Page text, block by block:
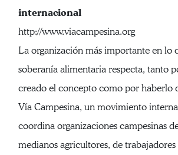
internacional
http://www.viacampesina.org
La organización más importante en lo
soberanía alimentaria respecta, tanto
creado el concepto como por haberlo
Vía Campesina, un movimiento
coordina organizaciones campesinas
medianos agricultores, de trabajadores